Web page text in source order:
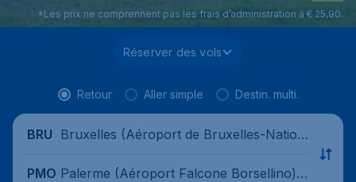
*Les prix ne comprennent pas les frais d’administration à € 25,90.
Réserver des vols
Retour Aller simple Destin. multi.
BRU Bruxelles (Aéroport de Bruxelles-Nation
PMO Palerme (Aéroport Falcone Borsellino), I